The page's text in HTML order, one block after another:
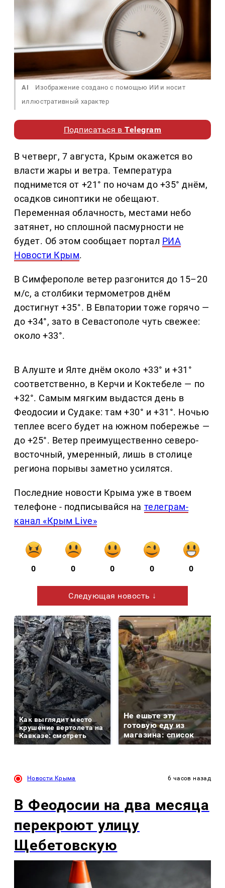
AI
Изображение создано с помощью ИИ и носит
иллюстративный характер
Подписаться вTelegram
В четверг, 7 августа, Крым окажется во
власти жары и ветра. Температура
поднимется от +21° по ночам до +35° днём,
осадков синоптики не обещают.
Переменная облачность, местами небо
затянет, но сплошной пасмурности не
будет. Об этом сообщает портал РИА
Новости Крым.
В Симферополе ветер разгонится до 15–20
м/с, а столбики термометров днём
достигнут +35°. В Евпатории тоже горячо —
до +34°, зато в Севастополе чуть свежее:
около +33°.
В Алуште и Ялте днём около +33° и +31°
соответственно, в Керчи и Коктебеле — по
+32°. Самым мягким выдастся день в
Феодосии и Судаке: там +30° и +31°. Ночью
теплее всего будет на южном побережье —
до +25°. Ветер преимущественно северо-
восточный, умеренный, лишь в столице
региона порывы заметно усилятся.
Последние новости Крыма уже в твоем
телефоне - подписывайся на телеграм-
канал «Крым Live»
0 0 0 0 0
Следующая новость ↓
Как выглядит место
крушение вертолета на
Кавказе: смотреть
Не ешьте эту
готовую еду из
магазина: список
Новости Крыма 6 часов назад
В Феодосии на два месяца
перекроют улицу
Щебетовскую